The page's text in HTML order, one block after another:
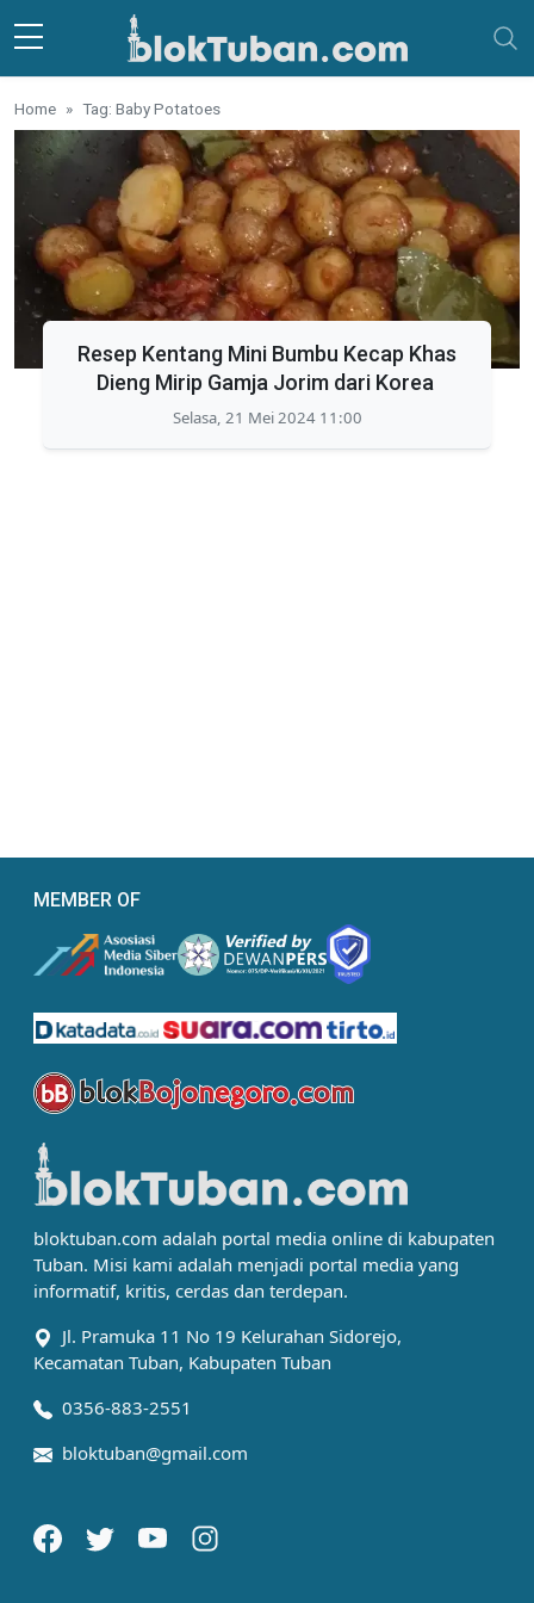
Skip to main content
Home Tag: Baby Potatoes
Resep Kentang Mini Bumbu Kecap Khas
Dieng Mirip Gamja Jorim dari Korea
Selasa, 21 Mei 2024 11:00
MEMBER OF
bloktuban.com adalah portal media online di kabupaten
Tuban. Misi kami adalah menjadi portal media yang
informatif, kritis, cerdas dan terdepan.
Jl. Pramuka 11 No 19 Kelurahan Sidorejo,
Kecamatan Tuban, Kabupaten Tuban
0356-883-2551
bloktuban@gmail.com